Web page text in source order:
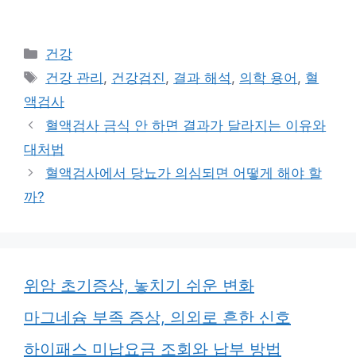
카
테
리
건강
태
그
건강 관리 , 건강검진, 결과 해석, 의학 용어 , 혈
액검사
혈액검사 금식 안 하면 결과가 달라지는 이유와
대처법
혈액검사에서 당뇨가 의심되면 어떻게 해야 할
까?
위암 초기증상, 놓치기 쉬운 변화
마그네슘 부족 증상, 의외로 흔한 신호
하이패스 미납요금 조회와 납부 방법